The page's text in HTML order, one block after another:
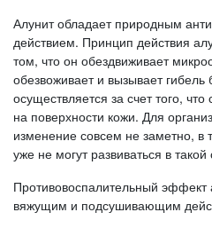
Алунит обладает природным
действием. Принцип действия
том, что он обездвиживает
обезвоживает и вызывает гибель
осуществляется за счет того, что
на поверхности кожи. Для
изменение совсем не заметно, в
уже не могут развиваться в такой
Противовоспалительный эффект
вяжущим и подсушивающим